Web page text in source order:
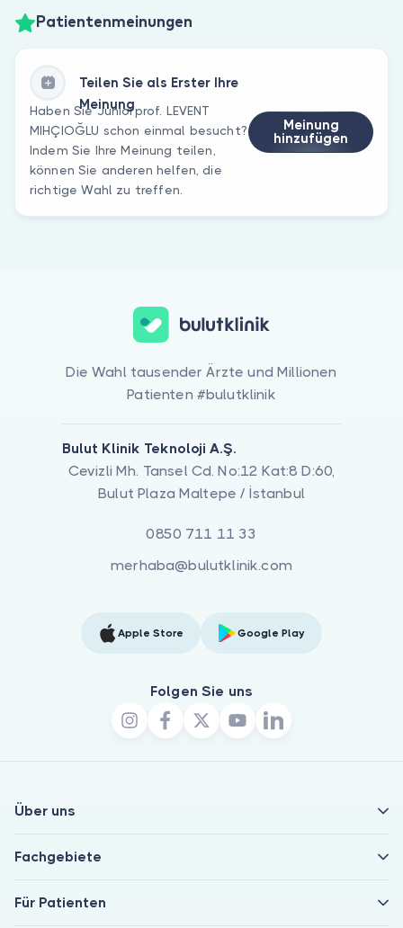
Patientenmeinungen
Teilen Sie als Erster Ihre
Meinung
Haben Sie Juniorprof. LEVENT
MIHÇIOĞLU schon einmal besucht?
Indem Sie Ihre Meinung teilen,
können Sie anderen helfen, die
richtige Wahl zu treffen.
Meinung
hinzufügen
Die Wahl tausender Ärzte und Millionen
Patienten #bulutklinik
Bulut Klinik Teknoloji A.Ş.
Cevizli Mh. Tansel Cd. No:12 Kat:8 D:60,
Bulut Plaza Maltepe / İstanbul
0850 711 11 33
merhaba@bulutklinik.com
Apple Store Google Play
Folgen Sie uns
Über uns
Fachgebiete
Für Patienten